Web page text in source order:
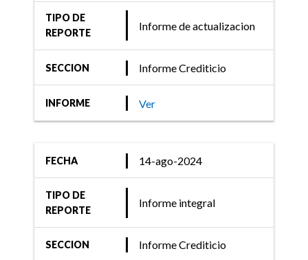
TIPO DE
REPORTE
Informe de actualizacion
SECCION Informe Crediticio
INFORME Ver
FECHA 14-ago-2024
TIPO DE
REPORTE
Informe integral
SECCION Informe Crediticio